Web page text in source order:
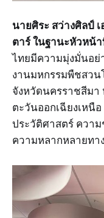
นายศิระ สว่างศิลป์
ตาร์ ในฐานะหัวหน้
ไทยมีความมุ่งมั่นอย่
งานมหกรรมพืชสวน
จังหวัดนครราชสีมา
ตะวันออกเฉียงเหนื
ประวัติศาสตร์ ควา
ความหลากหลายทา